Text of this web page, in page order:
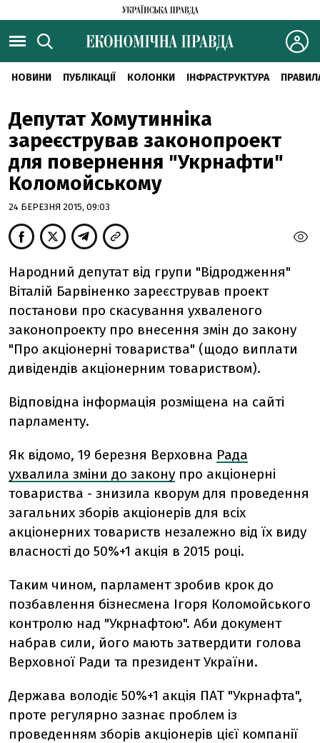
НОВИНИ ПУБЛІКАЦІЇ КОЛОНКИ ІНФРАСТРУКТУРА
Депутат Хомутинніка
зареєстрував законопроект
для повернення "Укрнафти"
Коломойському
24 БЕРЕЗНЯ 2015, 09:03
Народний депутат від групи "Відродження"
Віталій Барвіненко зареєстрував проект
постанови про скасування ухваленого
законопроекту про внесення змін до закону
"Про акціонерні товариства" (щодо виплати
дивідендів акціонерним товариством).
Відповідна інформація розміщена на сайті
парламенту.
Як відомо, 19 березня Верховна Рада
ухвалила зміни до закону про акціонерні
товариства - знизила кворум для проведення
загальних зборів акціонерів для всіх
акціонерних товариств незалежно від їх виду
власності до 50%+1 акція в 2015 році.
Таким чином, парламент зробив крок до
позбавлення бізнесмена Ігоря Коломойського
контролю над "Укрнафтою". Аби документ
набрав сили, його мають затвердити голова
Верховної Ради та президент України.
Держава володіє 50%+1 акція ПАТ "Укрнафта",
проте регулярно зазнає проблем із
проведенням зборів акціонерів цієї компанії